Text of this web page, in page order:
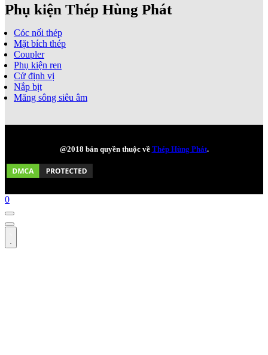
Phụ kiện Thép Hùng Phát
Cóc nối thép
Mặt bích thép
Coupler
Phụ kiện ren
Cử định vị
Nắp bịt
Măng sông siêu âm
@2018 bản quyền thuộc về Thép Hùng Phát.
0